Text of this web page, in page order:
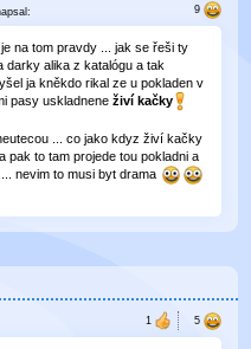
na tom pravdy ... jak se řeši ty
darky alika z katalógu a tak
ja kněkdo rikal ze u pokladen v
pasy uskladneneživí kačky
... co jako kdyz živí kačky
pak to tam projede tou pokladni a
nevim to musi byt drama